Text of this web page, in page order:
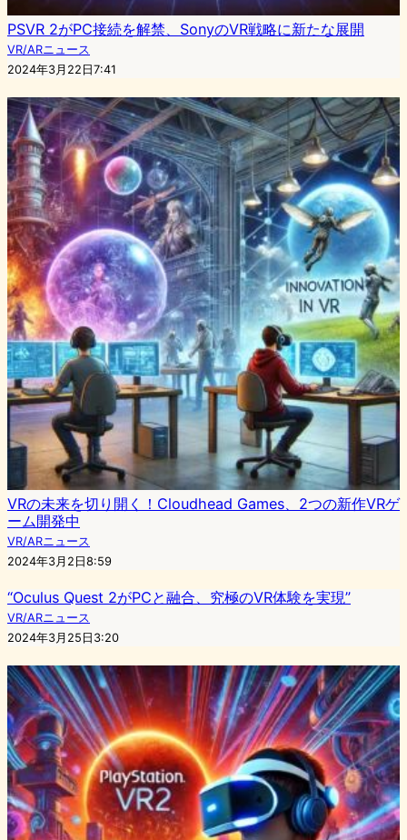
PSVR 2がPC接続を解禁、SonyのVR戦略に新たな展開
VR/ARニュース
2024年3月22日7:41
VRの未来を切り開く！Cloudhead Games、2つの新作VRゲ
ーム開発中
VR/ARニュース
2024年3月2日8:59
“Oculus Quest 2がPCと融合、究極のVR体験を実現”
VR/ARニュース
2024年3月25日3:20